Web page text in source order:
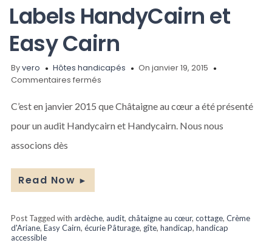
Labels HandyCairn et
Easy Cairn
Byvero Hôtes handicapés
On janvier 19, 2015
Commentaires fermés
HandyCairn
et
Easy
C’est en janvier 2015 que Châtaigne au cœur a été présenté
pour un audit Handycairn et Handycairn. Nous nous
associons dès
Read Now ►
Post Tagged withardèche,audit,châtaigne au cœur,cottage,Crème
d'Ariane,Easy Cairn,écurie Pâturage, gîte,handicap,handicap
accessible